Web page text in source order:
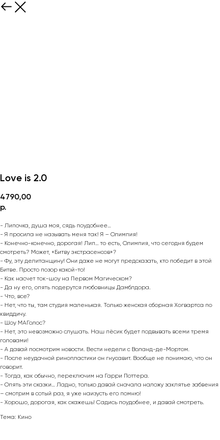
Love is 2.0
4790,00
р.
- Липочка, душа моя, сядь поудобнее…
- Я просила не называть меня так! Я – Олимпия!
- Конечно-конечно, дорогая! Лип… то есть, Олимпия, что сегодня будем
смотреть? Может, «Битву экстрасенсов»?
- Фу, эту делитанщину! Они даже не могут предсказать, кто победит в этой
Битве. Просто позор какой-то!
- Как насчет ток-шоу на Первом Магическом?
- Да ну его, опять подерутся любовницы Дамблдора.
- Что, все?
- Нет, что ты, там студия маленькая. Только женская сборная Хогвартса по
квиддичу.
- Шоу МАГолос?
- Нет, это невозможно слушать. Наш пёсик будет подвывать всеми тремя
головами!
- А давай посмотрим новости. Вести недели с Воланд-де-Мортом.
- После неудачной ринопластики он гнусавит. Вообще не понимаю, что он
говорит.
- Тогда, как обычно, переключим на Гарри Поттера.
- Опять эти сказки… Ладно, только давай сначала наложу заклятье забвения
– смотрим в сотый раз, я уже наизусть его помню!
- Хорошо, дорогая, как скажешь! Садись поудобнее, и давай смотреть.
Тема: Кино